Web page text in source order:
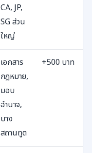
CA, JP,
SG ส่วน
ใหญ่
เอกสาร
กฎหมาย,
มอบ
อำนาจ,
บาง
สถานทูต
+500 บาท